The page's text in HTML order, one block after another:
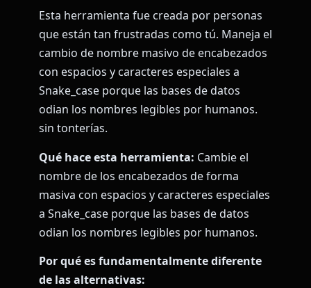
Esta herramienta fue creada por personas
que están tan frustradas como tú. Maneja el
cambio de nombre masivo de encabezados
con espacios y caracteres especiales a
Snake_case porque las bases de datos
odian los nombres legibles por humanos.
sin tonterías.
Qué hace esta herramienta: Cambie el
nombre de los encabezados de forma
masiva con espacios y caracteres especiales
a Snake_case porque las bases de datos
odian los nombres legibles por humanos.
Por qué es fundamentalmente diferente
de las alternativas: